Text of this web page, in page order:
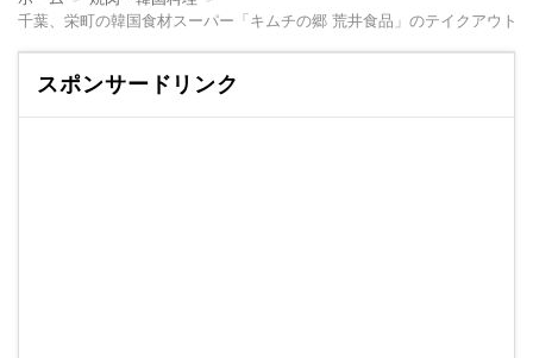
スポンサードリンク